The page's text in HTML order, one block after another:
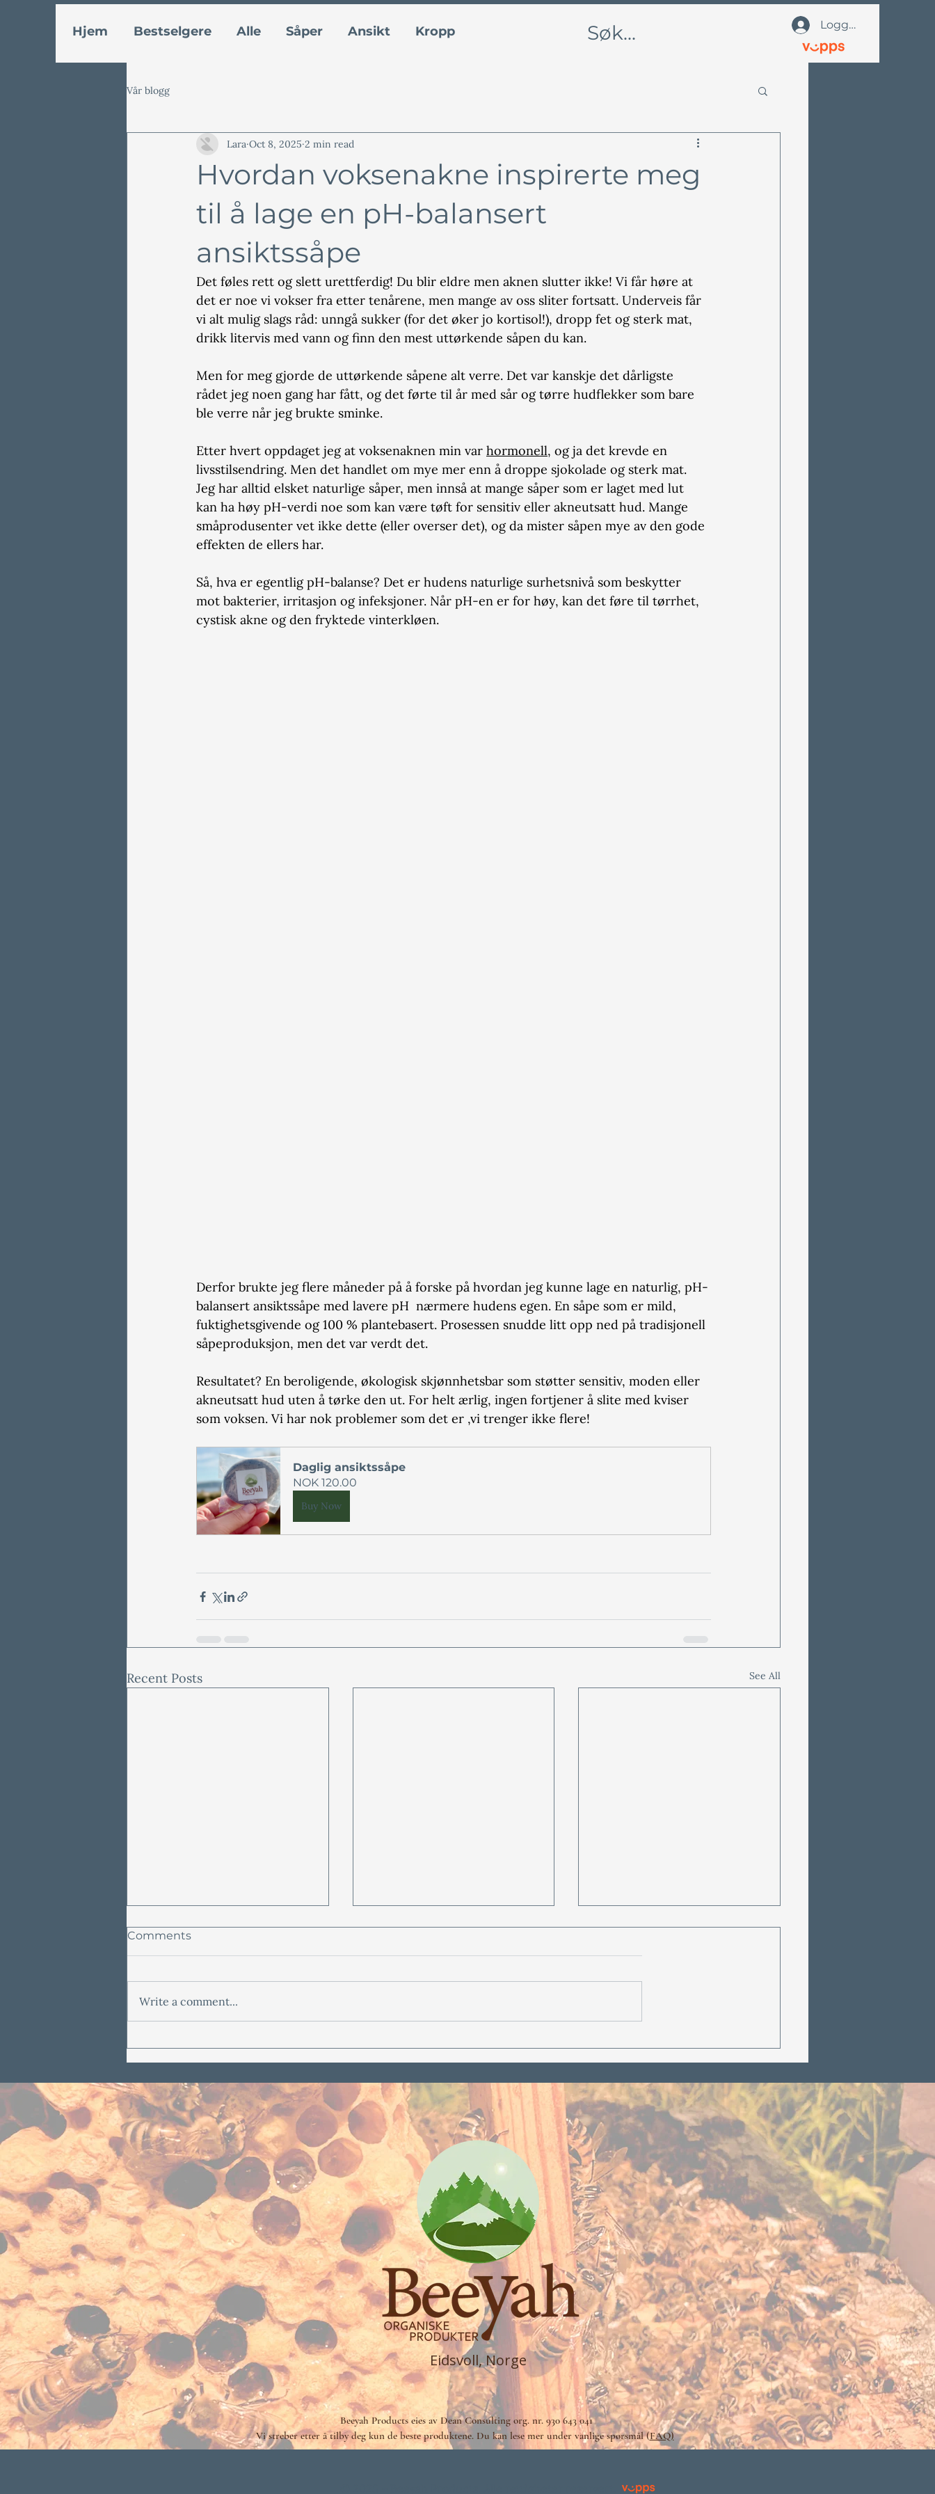
Hjem Bestselgere Alle Såper Ansikt Kropp Om Oss Logg på
Vår blogg
Hvordan voksenakne inspirerte meg
til å lage en pH-balansert
ansiktssåpe
Lara Oct 8, 2025 2 min read
Det føles rett og slett urettferdig! Du blir eldre men aknen slutter ikke! Vi får høre at
det er noe vi vokser fra etter tenårene, men mange av oss sliter fortsatt. Underveis får
vi alt mulig slags råd: unngå sukker (for det øker jo kortisol!), dropp fet og sterk mat,
drikk litervis med vann og finn den mest uttørkende såpen du kan.
Men for meg gjorde de uttørkende såpene alt verre. Det var kanskje det dårligste
rådet jeg noen gang har fått, og det førte til år med sår og tørre hudflekker som bare
ble verre når jeg brukte sminke.
Etter hvert oppdaget jeg at voksenaknen min var hormonell, og ja det krevde en
livsstilsendring. Men det handlet om mye mer enn å droppe sjokolade og sterk mat.
Jeg har alltid elsket naturlige såper, men innså at mange såper som er laget med lut
kan ha høy pH-verdi noe som kan være tøft for sensitiv eller akneutsatt hud. Mange
småprodusenter vet ikke dette (eller overser det), og da mister såpen mye av den gode
effekten de ellers har.
Så, hva er egentlig pH-balanse? Det er hudens naturlige surhetsnivå som beskytter
mot bakterier, irritasjon og infeksjoner. Når pH-en er for høy, kan det føre til tørrhet,
cystisk akne og den fryktede vinterkløen.
Derfor brukte jeg flere måneder på å forske på hvordan jeg kunne lage en naturlig, pH-
balansert ansiktssåpe med lavere pH  nærmere hudens egen. En såpe som er mild,
fuktighetsgivende og 100 % plantebasert. Prosessen snudde litt opp ned på tradisjonell
såpeproduksjon, men det var verdt det.
Resultatet? En beroligende, økologisk skjønnhetsbar som støtter sensitiv, moden eller
akneutsatt hud uten å tørke den ut. For helt ærlig, ingen fortjener å slite med kviser
som voksen. Vi har nok problemer som det er ,vi trenger ikke flere!
Daglig ansiktssåpe
NOK 120.00
Buy Now
Recent Posts See All
Hudpleie
oppskrift)
Comments
Write a comment...
Eidsvoll, Norge
Beeyah Products eies av Dean Consulting org. nr. 930 643 041
Vi streber etter å tilby deg kun de beste produktene. Du kan lese mer under vanlige spørsmål (FAQ)